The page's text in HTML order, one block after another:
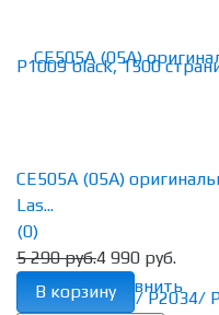
избранное сравнить
CE505A (05A)
Las...
(0)
5 290 руб.4 990 руб.
В корзину